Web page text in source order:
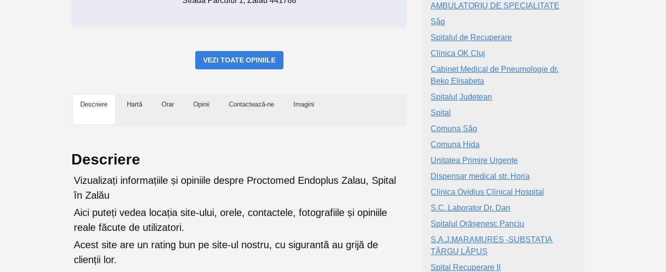
VEZI TOATE OPINIILE
Descriere Hartă Orar Opinii Contactează-ne Imagini
Descriere
Vizualizați informațiile și opiniile despre Proctomed Endoplus Zalau, Spital
în Zalău
Aici puteți vedea locația site-ului, orele, contactele, fotografiile și opiniile
reale făcute de utilizatori.
Acest site are un rating bun pe site-ul nostru, cu sigurantă au grijă de
clienții lor.
AMBULATORIU DE SPECIALITATE
Sâg
Spitalul de Recuperare
Clinica OK Cluj
Cabinet Medical de Pneumologie dr.
Beko Elisabeta
Spitalul Judetean
Spital
Comuna Sâg
Comuna Hida
Unitatea Primire Urgențe
Dispensar medical str. Horia
Clinica Ovidius Clinical Hospital
S.C. Laborator Dr. Dan
Spitalul Orășenesc Panciu
S.A.J.MARAMURES -SUBSTATIA
TÂRGU LĂPUȘ
Spital Recuperare II